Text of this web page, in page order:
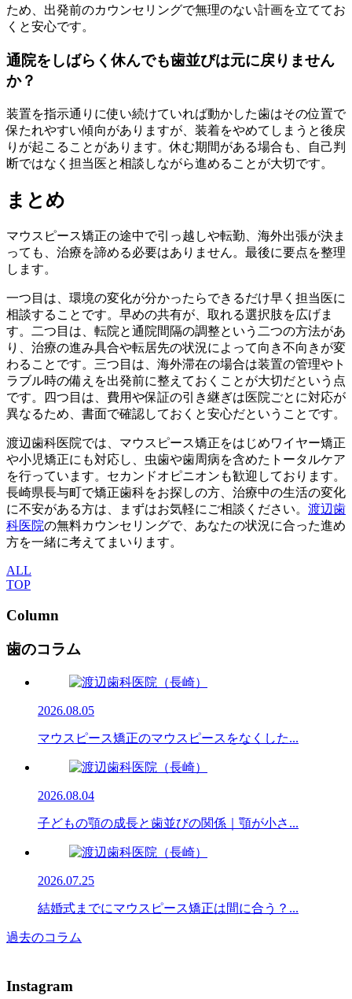
ため、出発前のカウンセリングで無理のない計画を立ててお
くと安心です。
通院をしばらく休んでも歯並びは元に戻りません
か？
装置を指示通りに使い続けていれば動かした歯はその位置で
保たれやすい傾向がありますが、装着をやめてしまうと後戻
りが起こることがあります。休む期間がある場合も、自己判
断ではなく担当医と相談しながら進めることが大切です。
まとめ
マウスピース矯正の途中で引っ越しや転勤、海外出張が決ま
っても、治療を諦める必要はありません。最後に要点を整理
します。
一つ目は、環境の変化が分かったらできるだけ早く担当医に
相談することです。早めの共有が、取れる選択肢を広げま
す。二つ目は、転院と通院間隔の調整という二つの方法があ
り、治療の進み具合や転居先の状況によって向き不向きが変
わることです。三つ目は、海外滞在の場合は装置の管理やト
ラブル時の備えを出発前に整えておくことが大切だという点
です。四つ目は、費用や保証の引き継ぎは医院ごとに対応が
異なるため、書面で確認しておくと安心だということです。
渡辺歯科医院では、マウスピース矯正をはじめワイヤー矯正
や小児矯正にも対応し、虫歯や歯周病を含めたトータルケア
を行っています。セカンドオピニオンも歓迎しております。
長崎県長与町で矯正歯科をお探しの方、治療中の生活の変化
に不安がある方は、まずはお気軽にご相談ください。 渡辺歯
科医院の無料カウンセリングで、あなたの状況に合った進め
方を一緒に考えてまいります。
ALL
TOP
Column
歯のコラム
2026.08.05
マウスピース矯正のマウスピースをなくした...
2026.08.04
子どもの顎の成長と歯並びの関係｜顎が小さ...
2026.07.25
結婚式までにマウスピース矯正は間に合う？...
過去のコラム
Instagram